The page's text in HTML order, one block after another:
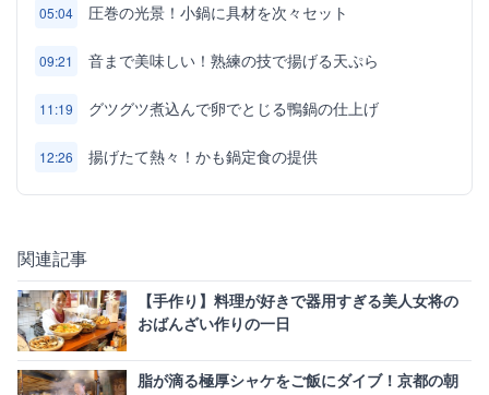
05:04 圧巻の光景！小鍋に具材を次々セット
09:21 音まで美味しい！熟練の技で揚げる天ぷら
11:19 グツグツ煮込んで卵でとじる鴨鍋の仕上げ
12:26 揚げたて熱々！かも鍋定食の提供
関連記事
【手作り】料理が好きで器用すぎる美人女将の
おばんざい作りの一日
脂が滴る極厚シャケをご飯にダイブ！京都の朝